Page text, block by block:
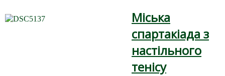
Міська
спартакіада з
настільного
тенісу